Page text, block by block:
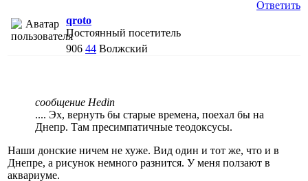
Ответить
qroto
Постоянный посетитель
906 44 Волжский
сообщение Hedin
.... Эх, вернуть бы старые времена, поехал бы на
Днепр. Там пресимпатичные теодоксусы.
Наши донские ничем не хуже. Вид один и тот же, что и в
Днепре, а рисунок немного разнится. У меня ползают в
аквариуме.